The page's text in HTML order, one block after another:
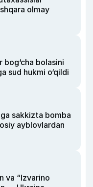
olmay
bog‘cha bolasini
sud hukmi o‘qildi
sakkizta bomba
ayblovlardan
va “Izvarino